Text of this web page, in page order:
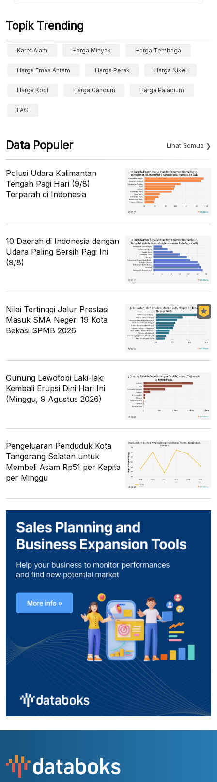
Topik Trending
Karet Alam Harga Minyak Harga Tembaga
Harga Emas Antam Harga Perak Harga Nikel
Harga Kopi Harga Gandum Harga Paladium
FAO
Data Populer Lihat Semua
Polusi Udara Kalimantan
Tengah Pagi Hari (9/8)
Terparah di Indonesia
10 Daerah di Indonesia dengan
Udara Paling Bersih Pagi Ini
(9/8)
Nilai Tertinggi Jalur Prestasi
Masuk SMA Negeri 19 Kota
Bekasi SPMB 2026
Gunung Lewotobi Laki-laki
Kembali Erupsi Dini Hari Ini
(Minggu, 9 Agustus 2026)
Pengeluaran Penduduk Kota
Tangerang Selatan untuk
Membeli Asam Rp51 per Kapita
per Minggu